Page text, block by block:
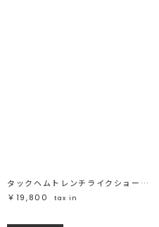
タックヘムトレンチライクショートブルゾン
￥19,800
tax in